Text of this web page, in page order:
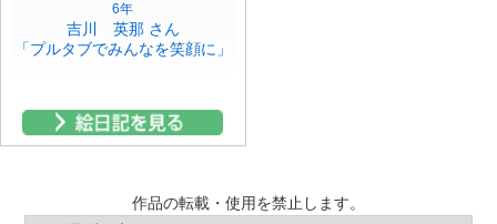
6年
吉川 英那 さん
「プルタブでみんなを笑顔に」
作品の転載・使用を禁止します。